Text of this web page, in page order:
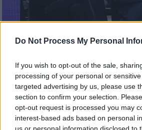
Do Not Process My Personal
If you wish to opt-out of the sale,
processing of your personal or
targeted advertising by us, please use
section to confirm your selection.
opt-out request is processed you may
interest-based ads based on personal
Προσθέστε το ΕΘΝΟΣ
ΗΚΑΕ Ολυμπιακόςέκανε